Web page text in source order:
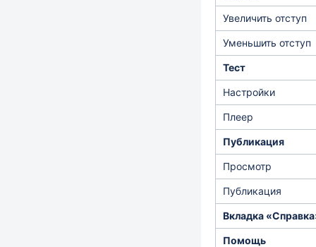
Увеличить отступ
Уменьшить отступ
Тест
Настройки
Плеер
Публикация
Просмотр
Публикация
Вкладка
Помощь